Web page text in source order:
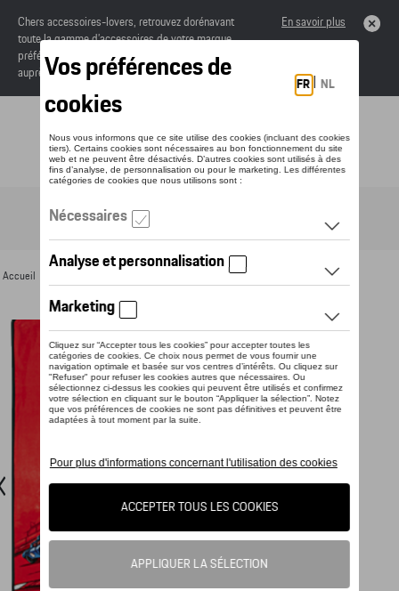
Chers accessoires-lovers, retrouvez dorénavant
toute la gamme d’accessoires de votre marque
préférée sous forme de catalogue à commander
auprès de votre concessionaire.
En savoir plus
Toggle navigation
Accueil